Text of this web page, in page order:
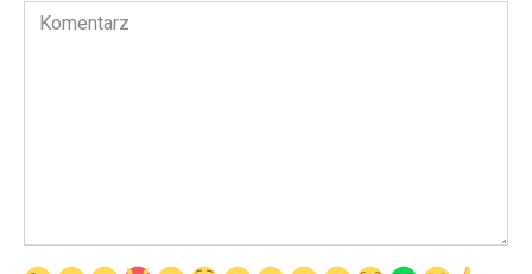
Komentarz